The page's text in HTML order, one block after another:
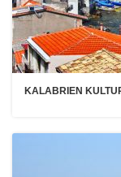
KALABRIEN